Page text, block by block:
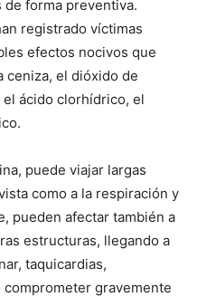
de forma preventiva.
registrado víctimas
efectos nocivos que
ceniza, el dióxido de
ácido clorhídrico, el
puede viajar largas
como a la respiración y
pueden afectar también a
estructuras, llegando a
taquicardias,
gravemente